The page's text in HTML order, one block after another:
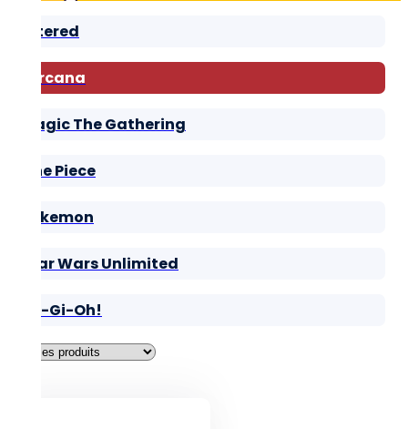
Altered
Lorcana
Magic The Gathering
One Piece
Pokemon
Star Wars Unlimited
Yu-Gi-Oh!